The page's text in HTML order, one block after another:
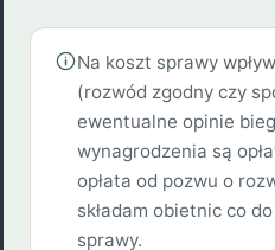
Na koszt sprawy
(rozwód zgodny czy
ewentualne opinie
wynagrodzenia są
opłata od pozwu o
składam obietnic co
sprawy.